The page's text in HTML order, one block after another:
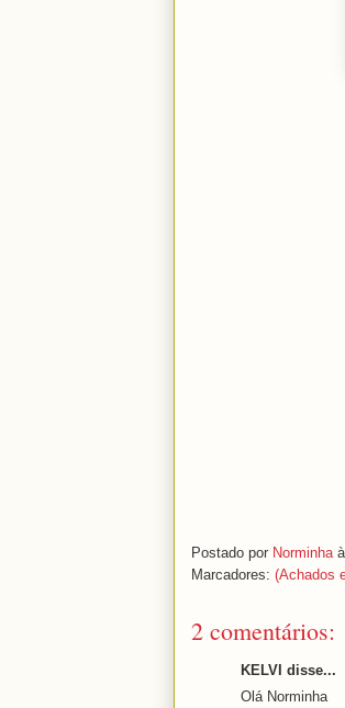
Postado por Norminha
Marcadores: (Achados
2 comentários:
KELVI disse...
Olá Norminha